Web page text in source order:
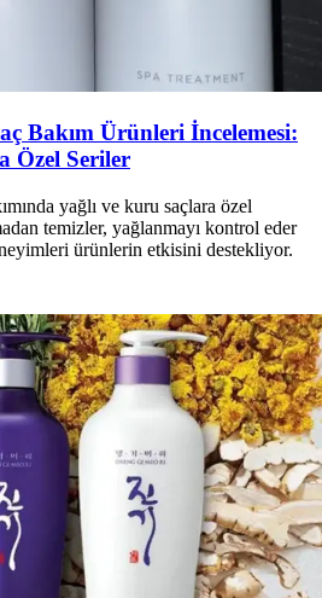
Bakım Ürünleri İncelemesi:
Özel Seriler
yağlı ve kuru saçlara özel
temizler, yağlanmayı kontrol eder
ürünlerin etkisini destekliyor.